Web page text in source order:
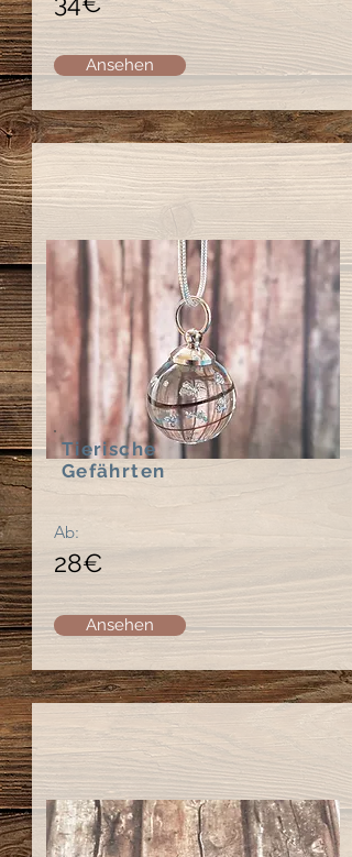
Ansehen
Tierische
Gefährten
Ab:
28€
Ansehen